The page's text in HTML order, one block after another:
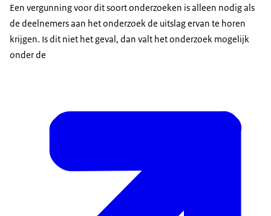
Een vergunning voor dit soort onderzoeken is alleen nodig als
de deelnemers aan het onderzoek de uitslag ervan te horen
krijgen. Is dit niet het geval, dan valt het onderzoek mogelijk
onder de